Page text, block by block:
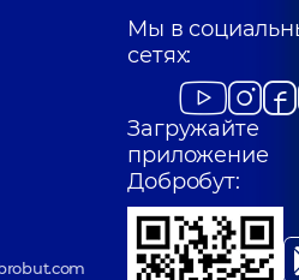
Мы в
сетях:
Загружайте
приложение
Добробут: